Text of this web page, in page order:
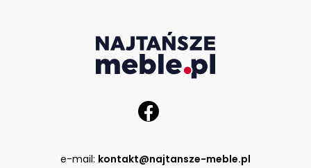
e-mail: kontakt@najtansze-meble.pl